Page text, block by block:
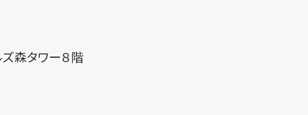
森タワー８階